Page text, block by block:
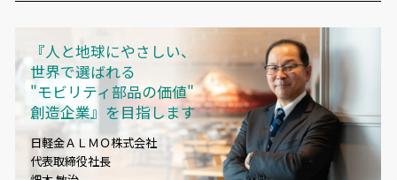
『人と地球にやさしい、
世界で選ばれる
"モビリティ部品の価値"
創造企業』を目指します
日軽金ＡＬＭＯ株式会社
代表取締役社長